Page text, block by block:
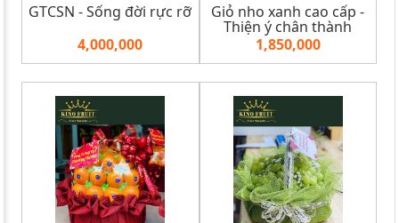
GTCSN - Sống đời rực rỡ
4,000,000
Giỏ nho xanh cao cấp -
Thiện ý chân thành
1,850,000